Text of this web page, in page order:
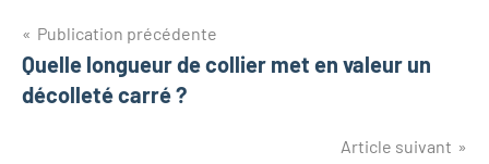
Navigation
de
Publication précédente
Quelle longueur de collier met en valeur un
décolleté carré ?
Article suivant